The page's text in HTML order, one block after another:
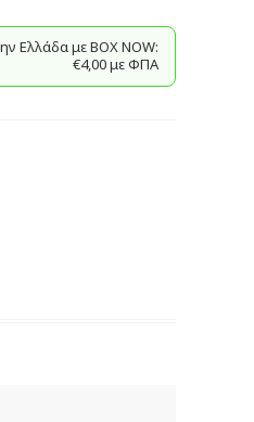
Ελλάδα με BΟΧ ΝOW:
€4,00 με ΦΠΑ